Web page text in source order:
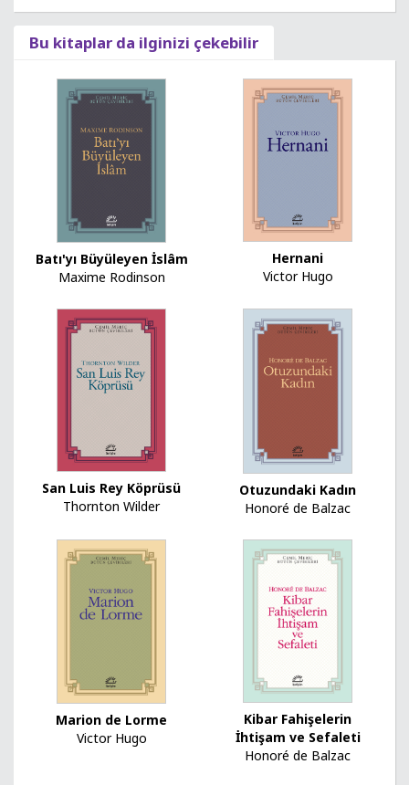
Bu kitaplar da ilginizi çekebilir
Batı'yı Büyüleyen İslâm
Maxime Rodinson
Hernani
Victor Hugo
San Luis Rey Köprüsü
Thornton Wilder
Otuzundaki Kadın
Honoré de Balzac
Marion de Lorme
Victor Hugo
Kibar Fahişelerin
İhtişam ve Sefaleti
Honoré de Balzac